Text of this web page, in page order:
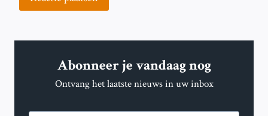
Abonneer je vandaag nog
Ontvang het laatste nieuws in uw inbox